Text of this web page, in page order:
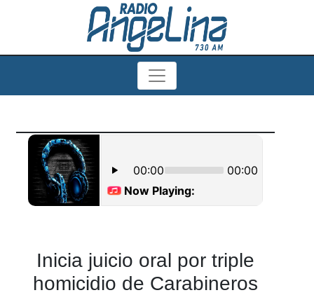
Inicia juicio oral por triple
homicidio de Carabineros